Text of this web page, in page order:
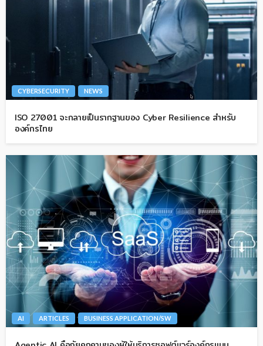
CYBERSECURITY NEWS
ISO 27001 จะกลายเป็นรากฐานของ Cyber Resilience สำหรับ
องค์กรไทย
AI ARTICLES BUSINESS APPLICATION/SW